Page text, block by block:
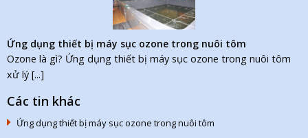
Ứng dụng thiết bị máy sục ozone trong nuôi tôm
Ozone là gì? Ứng dụng thiết bị máy sục ozone trong nuôi tôm
xử lý [...]
Các tin khác
Ứng dụng thiết bị máy sục ozone trong nuôi tôm